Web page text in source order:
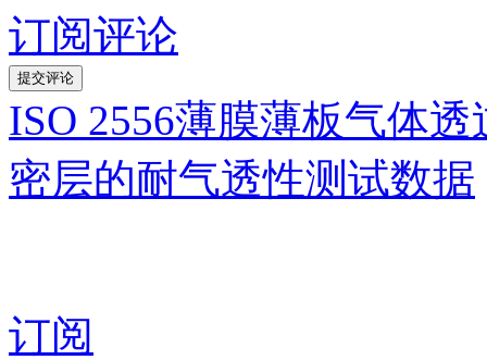
订阅评论
ISO 2556薄膜薄板气体
密层的耐气透性测试数据
订阅